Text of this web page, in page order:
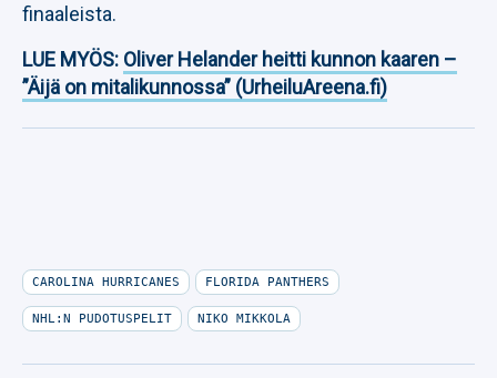
finaaleista.
LUE MYÖS: Oliver Helander heitti kunnon kaaren –
”Äijä on mitalikunnossa” (UrheiluAreena.fi)
CAROLINA HURRICANES FLORIDA PANTHERS
NHL:N PUDOTUSPELIT NIKO MIKKOLA